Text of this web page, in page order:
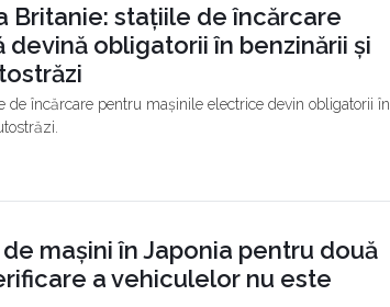
Britanie: stațiile de încărcare
obligatorii în benzinării și
de încărcare pentru mașinile electrice devin obligatorii în
mașini în Japonia pentru două
a vehiculelor nu este